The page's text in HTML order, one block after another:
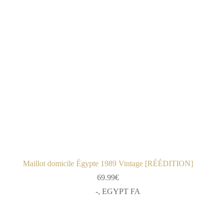
Maillot domicile Égypte 1989 Vintage [RÉÉDITION]
69.99€
-,EGYPT FA